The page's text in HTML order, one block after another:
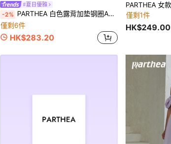
#夏日優雅
-2% PARTHEA 白色露背加垫钢圈A字连衣裙，优雅夏季派对连衣裙
僅剩6件
HK$283.20
僅剩1件
HK$249.00